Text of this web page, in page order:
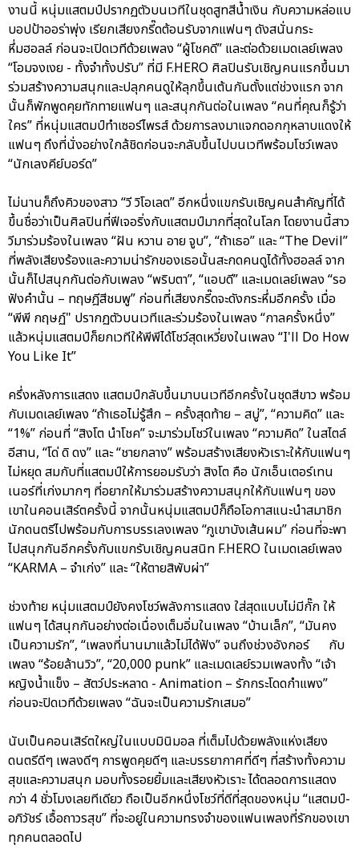
งานนี้ หนุ่มแสตมป์ปรากฏตัวบนเวทีในชุดสูทสีน้ำเงิน กับความหล่อแบ
บอปป้าออร่าพุ่ง เรียกเสียงกรี๊ดต้อนรับจากแฟนๆ ดังสนั่นกระ
หึ่มฮอลล์ ก่อนจะเปิดเวทีด้วยเพลง “ผู้โชคดี” และต่อด้วยเมดเลย์เพลง
“โอมจงเงย - ทั้งจำทั้งปรับ” ที่มี F.HERO ศิลปินรับเชิญคนแรกขึ้นมา
ร่วมสร้างความสนุกและปลุกคนดูให้ลุกขึ้นเต้นกันตั้งแต่ช่วงแรก จาก
นั้นก็พักพูดคุยทักทายแฟนๆ และสนุกกันต่อในเพลง “คนที่คุณก็รู้ว่า
ใคร” ที่หนุ่มแสตมป์ทำเซอร์ไพรส์ ด้วยการลงมาแจกดอกกุหลาบแดงให้
แฟนๆ ถึงที่นั่งอย่างใกล้ชิดก่อนจะกลับขึ้นไปบนเวทีพร้อมโชว์เพลง
“นักเลงคีย์บอร์ด”
ไม่นานก็ถึงคิวของสาว “วี วิโอเลต” อีกหนึ่งแขกรับเชิญคนสำคัญที่ได้
ขึ้นชื่อว่าเป็นศิลปินที่ฟีเจอริ่งกับแสตมป์มากที่สุดในโลก โดยงานนี้สาว
วีมาร่วมร้องในเพลง “ฝัน หวาน อาย จูบ”, “ถ้าเธอ” และ “The Devil”
ที่พลังเสียงร้องและความน่ารักของเธอนั้นสะกดคนดูได้ทั้งฮอลล์ จาก
นั้นก็ไปสนุกกันต่อกับเพลง “พริบตา”, “แอบดี” และเมดเลย์เพลง “รอ
ฟังคำนั้น – ทฤษฎีสีชมพู” ก่อนที่เสียงกรี๊ดจะดังกระหึ่มอีกครั้ง เมื่อ
“พีพี กฤษฏ์" ปรากฏตัวบนเวทีและร่วมร้องในเพลง “กาลครั้งหนึ่ง”
แล้วหนุ่มแสตมป์ก็ยกเวทีให้พีพีได้โชว์สุดเหวี่ยงในเพลง “I'll Do How
You Like It”
ครึ่งหลังการแสดง แสตมป์กลับขึ้นมาบนเวทีอีกครั้งในชุดสีขาว พร้อม
กับเมดเลย์เพลง “ถ้าเธอไม่รู้สึก – ครั้งสุดท้าย – สบู่”, “ความคิด” และ
“1%” ก่อนที่ “สิงโต นำโชค” จะมาร่วมโชว์ในเพลง “ความคิด” ในสไตล์
อีสาน, “โด่ ดิ ดง” และ “ชายกลาง” พร้อมสร้างเสียงหัวเราะให้กับแฟนๆ
ไม่หยุด สมกับที่แสตมป์ให้การยอมรับว่า สิงโต คือ นักเอ็นเตอร์เทน
เนอร์ที่เก่งมากๆ ที่อยากให้มาร่วมสร้างความสนุกให้กับแฟนๆ ของ
เขาในคอนเสิร์ตครั้งนี้ จากนั้นหนุ่มแสตมป์ก็ถือโอกาสแนะนำสมาชิก
นักดนตรีไปพร้อมกับการบรรเลงเพลง “ภูเขาบังเส้นผม” ก่อนที่จะพา
ไปสนุกกันอีกครั้งกับแขกรับเชิญคนสนิท F.HERO ในเมดเลย์เพลง
“KARMA – จำเก่ง” และ “ให้ตายสิพับผ่า”
ช่วงท้าย หนุ่มแสตมป์ยังคงโชว์พลังการแสดง ใส่สุดแบบไม่มีกั๊ก ให้
แฟนๆ ได้สนุกกันอย่างต่อเนื่องเต็มอิ่มในเพลง “บ้านเล็ก”, “มันคง
เป็นความรัก”, “เพลงที่นานมาแล้วไม่ได้ฟัง” จนถึงช่วงอังกอร์ กับ
เพลง “ร้อยล้านวิว”, “20,000 punk” และเมดเลย์รวมเพลงทั้ง “เจ้า
หญิงน้ำแข็ง – สัตว์ประหลาด - Animation – รักกระโดดกำแพง”
ก่อนจะปิดเวทีด้วยเพลง “ฉันจะเป็นความรักเสมอ”
นับเป็นคอนเสิร์ตใหญ่ในแบบมินิมอล ที่เต็มไปด้วยพลังแห่งเสียง
ดนตรีดีๆ เพลงดีๆ การพูดคุยดีๆ และบรรยากาศที่ดีๆ ที่สร้างทั้งความ
สุขและความสนุก มอบทั้งรอยยิ้มและเสียงหัวเราะ ได้ตลอดการแสดง
กว่า 4 ชั่วโมงเลยทีเดียว ถือเป็นอีกหนึ่งโชว์ที่ดีที่สุดของหนุ่ม “แสตมป์-
อภิวัชร์ เอื้อถาวรสุข” ที่จะอยู่ในความทรงจำของแฟนเพลงที่รักของเขา
ทุกคนตลอดไป